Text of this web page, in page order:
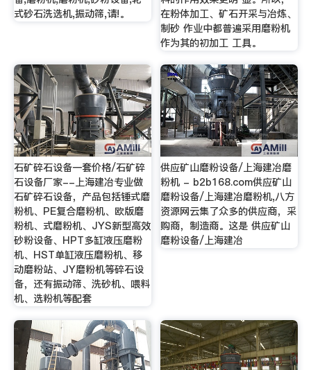
式砂石洗选机,振动筛,请!。
在粉体加工、矿石开采与冶炼、
制砂 作业中都普遍采用磨粉机
作为其的初加工 工具。
石矿碎石设备一套价格/石矿碎
石设备厂家--上海建冶专业做
石矿碎石设备，产品包括锤式磨
粉机、PE复合磨粉机、欧版磨
粉机、式磨粉机、JYS新型高效
砂粉设备、HPT多缸液压磨粉
机、HST单缸液压磨粉机、移
动磨粉站、JY磨粉机等碎石设
备，还有振动筛、洗砂机、喂料
机、选粉机等配套
供应矿山磨粉设备/上海建冶磨
粉机 - b2b168.com供应矿山
磨粉设备/上海建冶磨粉机,八方
资源网云集了众多的供应商，采
购商，制造商。这是 供应矿山
磨粉设备/上海建冶